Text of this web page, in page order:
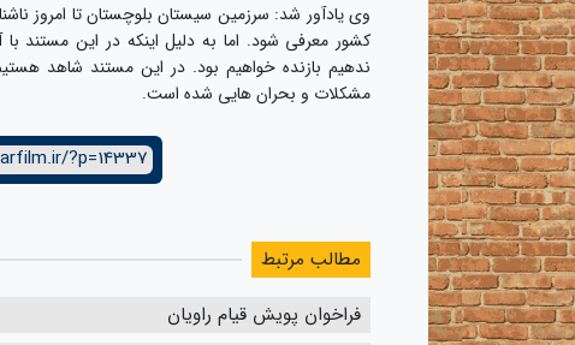
وی یادآور شد: سرزمین سیستان بلوچستان تا امروز
کشور معرفی شود. اما به دلیل اینکه در این
ندهیم بازنده خواهیم بود. در این مستند شاهد
مشکلات و بحران هایی شده است.
?p=14337
مطالب مرتبط
فراخوان پویش قیام راویان